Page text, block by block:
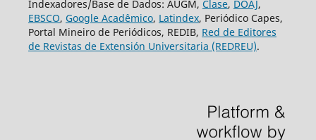
Indexadores/Base de Dados: AUGM, Clase, DOAJ,
EBSCO, Google Acadêmico, Latindex, Periódico Capes,
Portal Mineiro de Periódicos, REDIB, Red de Editores
de Revistas de Extensión Universitaria (REDREU).